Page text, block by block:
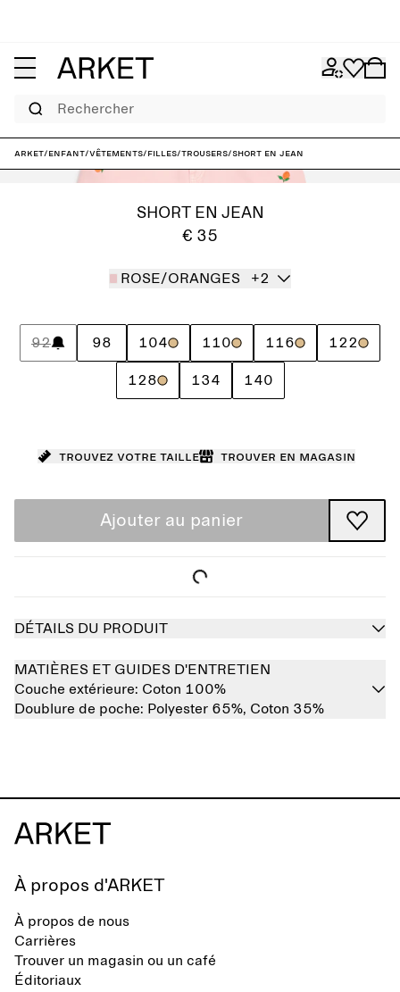
Rechercher
ARKET/Enfant/Vêtements/Filles/Trousers/Short en jean
SHORT EN JEAN
€ 35
ROSE/ORANGES +2
92 98 104 110 116 122
128 134 140
Trouvez votre taille Trouver en magasin
Ajouter au panier
DÉTAILS DU PRODUIT
MATIÈRES ET GUIDES D'ENTRETIEN
Couche extérieure: Coton 100%
Doublure de poche: Polyester 65%, Coton 35%
À propos d'ARKET
À propos de nous
Carrières
Trouver un magasin ou un café
Éditoriaux